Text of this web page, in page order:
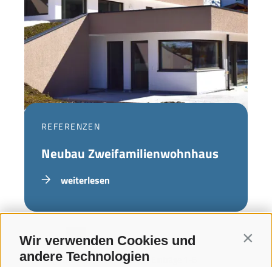
Wir verwenden Cookies und
andere Technologien
REFERENZEN
Neubau Zweifamilienwohnhaus
weiterlesen
« ‹ 1 2 › »
7 Einträge auf 2 Seiten, Angezeigte Einträge 1-6